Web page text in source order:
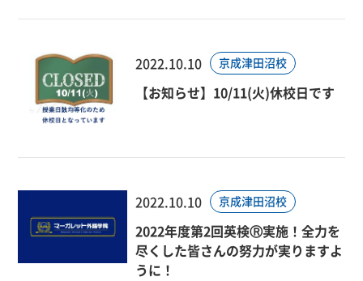
2022.10.10 京成津田沼校
【お知らせ】10/11(火)休校日です
2022.10.10 京成津田沼校
2022年度第2回英検Ⓡ実施！全力を
尽くした皆さんの努力が実りますよ
うに！